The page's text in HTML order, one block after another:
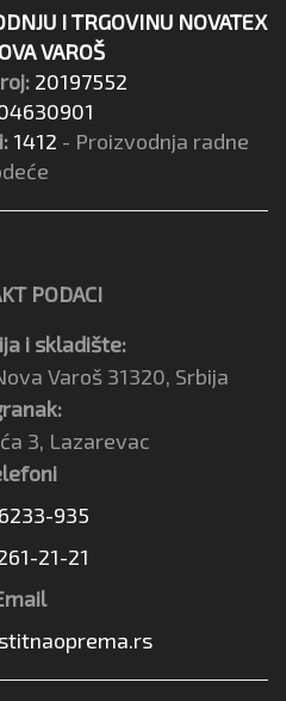
I TRGOVINU NOVATEX
VAROŠ
20197552
1412 - Proizvodnja radne
PODACI
i skladište:
Varoš 31320, Srbija
3, Lazarevac
935
21-21